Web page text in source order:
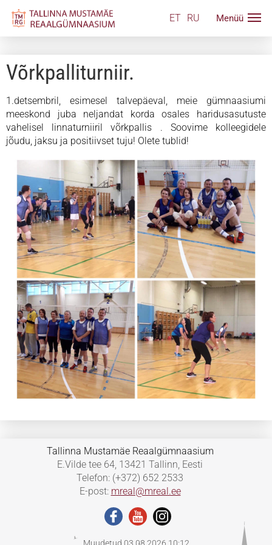
ET RU
Võrkpalliturniir.
1.detsembril, esimesel talvepäeval, meie gümnaasiumi
meeskond juba neljandat korda osales haridusasutuste
vahelisel linnaturniiril võrkpallis . Soovime kolleegidele
jõudu, jaksu ja positiivset tuju! Olete tublid!
Tallinna Mustamäe Reaalgümnaasium
E.Vilde tee 64, 13421 Tallinn, Eesti
Telefon: (+372) 652 2533
E-post: mreal@mreal.ee